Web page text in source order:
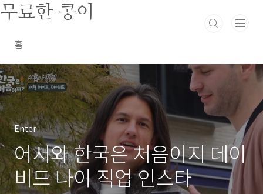
본문 바로가기
무료한 콩이
홈
Enter
어서와 한국은 처음이지 데이
비드 나이 직업 인스타